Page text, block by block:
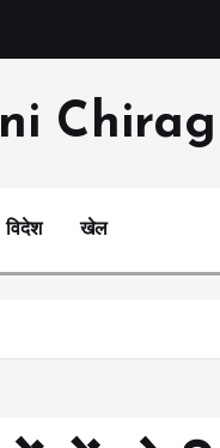
Chirag
विदेश खेल